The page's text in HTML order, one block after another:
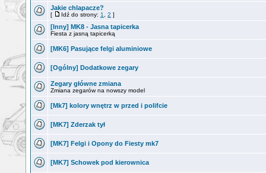
Jakie chlapacze?
[ Idź do strony: 1 2 ]
[Inny] MK8 - Jasna tapicerka
Fiesta z jasną tapicerką
[MK6] Pasujące felgi aluminiowe
[Ogólny] Dodatkowe zegary
Zegary główne zmiana
Zmiana zegarów na nowszy model
[Mk7] kolory wnętrz w przed i polifcie
[MK7] Zderzak tył
[MK7] Felgi i Opony do Fiesty mk7
[MK7] Schowek pod kierownica